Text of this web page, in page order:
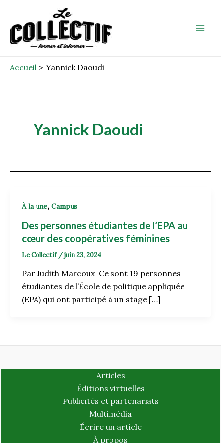
contenu
Accueil Yannick Daoudi
Yannick Daoudi
À la une, Campus
Des personnes étudiantes de l’EPA au
cœur des coopératives féminines
Le Collectif /juin 23, 2024
Par Judith Marcoux Ce sont 19 personnes
étudiantes de l’École de politique appliquée
(EPA) qui ont participé à un stage […]
Articles
Éditions virtuelles
Publicités et partenariats
Multimédia
Écrire un article
À propos